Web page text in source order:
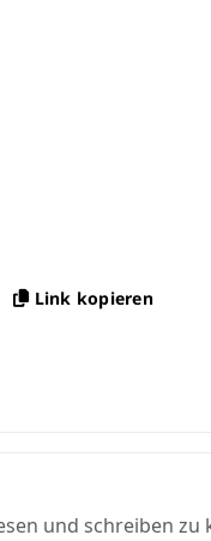
Link kopieren
und schreiben zu